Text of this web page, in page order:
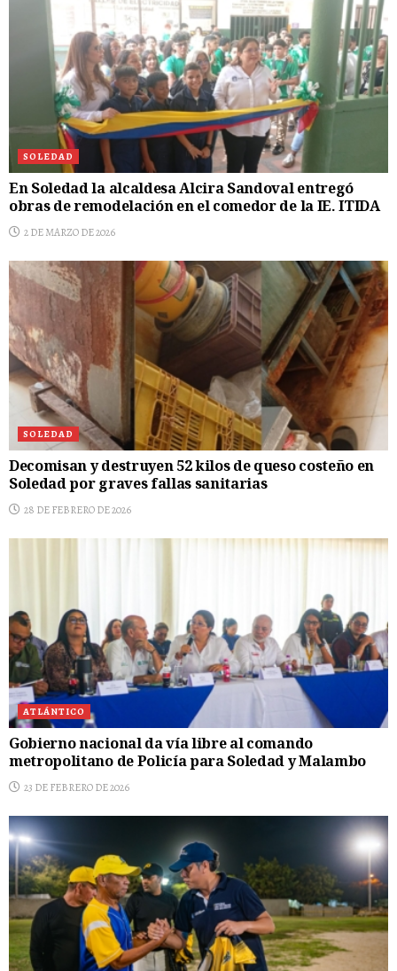
SOLEDAD
En Soledad la alcaldesa Alcira Sandoval entregó
obras de remodelación en el comedor de la IE. ITIDA
2 DE MARZO DE 2026
SOLEDAD
Decomisan y destruyen 52 kilos de queso costeño en
Soledad por graves fallas sanitarias
28 DE FEBRERO DE 2026
ATLÁNTICO
Gobierno nacional da vía libre al comando
metropolitano de Policía para Soledad y Malambo
23 DE FEBRERO DE 2026